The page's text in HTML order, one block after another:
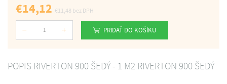
€14,12 €11,48 bez DPH
Počet PRIDAŤ DO KOŠÍKU
POPIS RIVERTON 900 ŠEDÝ - 1 M2 RIVERTON 900 ŠEDÝ